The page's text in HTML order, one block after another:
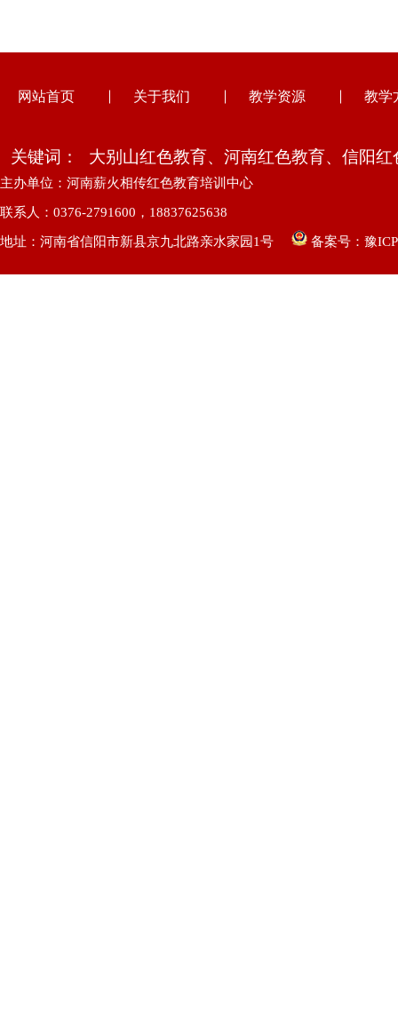
网站首页 关于我们 教学资源 教学
关键词： 大别山红色教育、河南红色教育、信阳
主办单位：河南薪火相传红色教育培训中心
联系人：0376-2791600，18837625638
地址：河南省信阳市新县京九北路亲水家园1号 备案号： 豫